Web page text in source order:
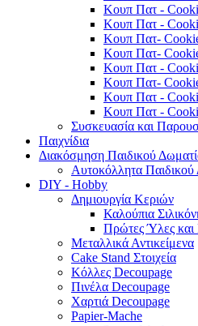
Κουπ Πατ -
Κουπ Πατ -
Κουπ Πατ-
Κουπ Πατ-
Κουπ Πατ -
Κουπ Πατ-
Κουπ Πατ -
Κουπ Πατ -
Συσκευασία και
Παιχνίδια
Διακόσμηση Παιδικού
Αυτοκόλλητα Παιδικού
DIY - Hobby
Δημιουργία Κεριών
Καλούπια
Πρώτες Ύλες και
Μεταλλικά Αντικείμενα
Cake Stand Στοιχεία
Κόλλες Decoupage
Πινέλα Decoupage
Χαρτιά Decoupage
Papier-Mache